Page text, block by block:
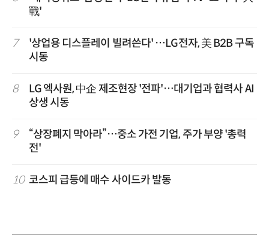
戰'
7
'상업용 디스플레이 빌려쓴다' …LG전자, 美 B2B 구독
시동
8
LG 엑사원, 中企 제조현장 '전파'…대기업과 협력사 AI
상생 시동
9
“상장폐지 막아라”…중소 가전 기업, 주가 부양 '총력
전'
10 코스피 급등에 매수 사이드카 발동